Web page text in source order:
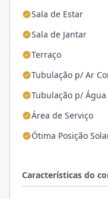
Sala de Estar
Sala de Jantar
Terraço
Tubulação p/ Ar
Tubulação p/
Área de Serviço
Ótima Posição
Características do